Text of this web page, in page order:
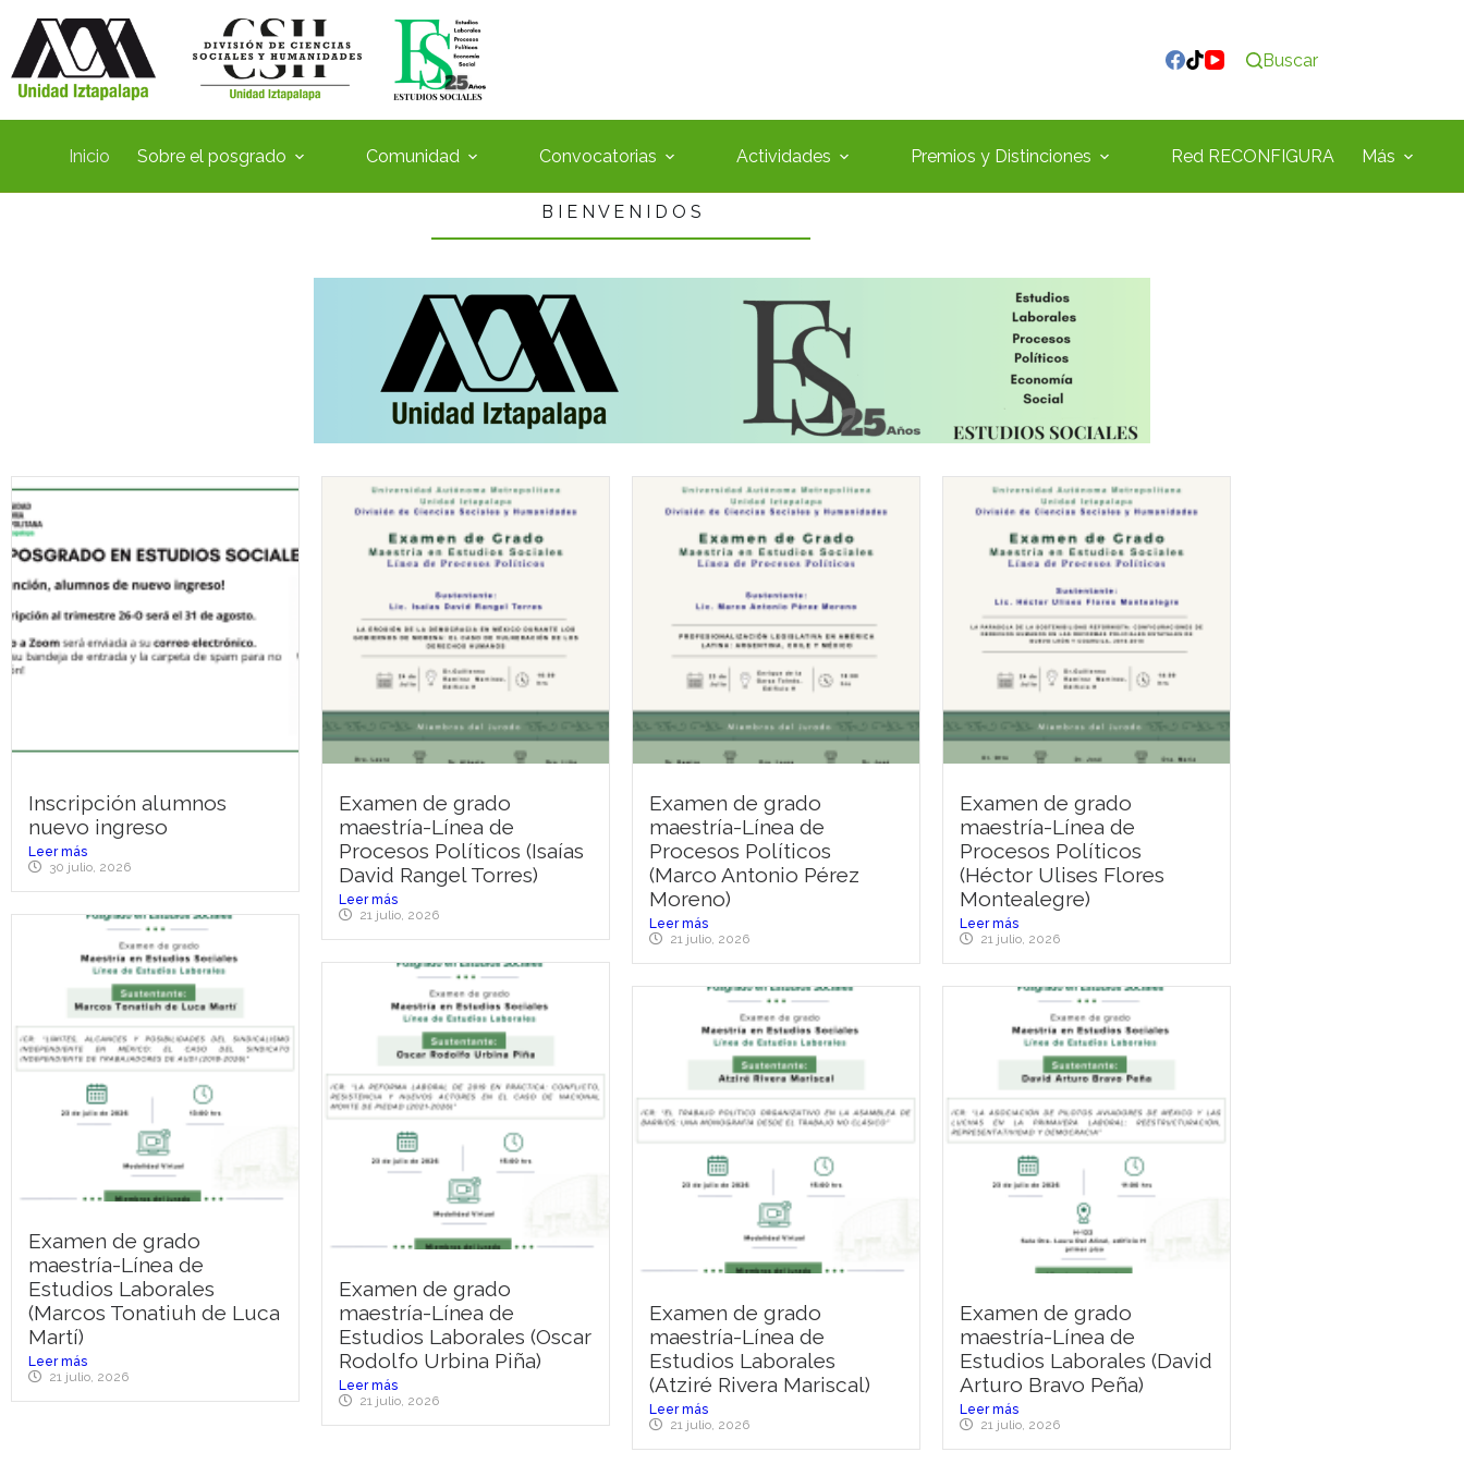
Buscar
Inicio Sobre el posgrado Comunidad Convocatorias Actividades Premios y Distinciones Red RECONFIGURA Más
B I E N V E N I D O S
Inscripción alumnos
nuevo ingreso
Leer más
30 julio, 2026
Examen de grado
maestría-Línea de
Procesos Políticos (Isaías
David Rangel Torres)
Leer más
21 julio, 2026
Examen de grado
maestría-Línea de
Procesos Políticos
(Marco Antonio Pérez
Moreno)
Leer más
21 julio, 2026
Examen de grado
maestría-Línea de
Procesos Políticos
(Héctor Ulises Flores
Montealegre)
Leer más
21 julio, 2026
Examen de grado
maestría-Línea de
Estudios Laborales
(Marcos Tonatiuh de Luca
Martí)
Leer más
21 julio, 2026
Examen de grado
maestría-Línea de
Estudios Laborales (Oscar
Rodolfo Urbina Piña)
Leer más
21 julio, 2026
Examen de grado
maestría-Línea de
Estudios Laborales
(Atziré Rivera Mariscal)
Leer más
21 julio, 2026
Examen de grado
maestría-Línea de
Estudios Laborales (David
Arturo Bravo Peña)
Leer más
21 julio, 2026